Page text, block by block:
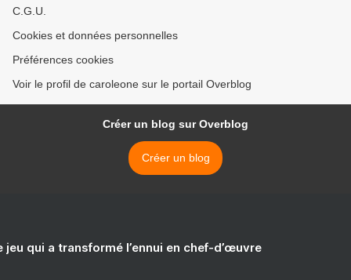
C.G.U.
Cookies et données personnelles
Préférences cookies
Voir le profil de caroleone sur le portail Overblog
Créer un blog sur Overblog
Créer un blog
jeu qui a transformé l’ennui en chef-d’œuvre